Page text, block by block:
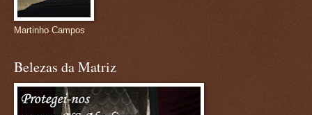
Martinho Campos
Belezas da Matriz